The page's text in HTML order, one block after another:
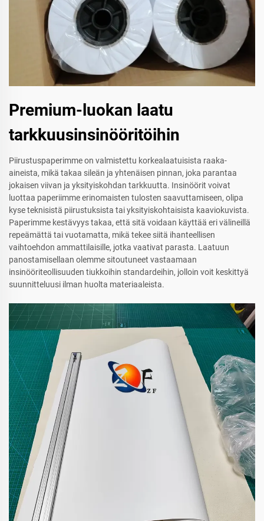
Premium-luokan laatu
tarkkuusinsinööritöihin
Piirustuspaperimme on valmistettu korkealaatuisista raaka-
aineista, mikä takaa sileän ja yhtenäisen pinnan, joka parantaa
jokaisen viivan ja yksityiskohdan tarkkuutta. Insinöörit voivat
luottaa paperiimme erinomaisten tulosten saavuttamiseen, olipa
kyse teknisistä piirustuksista tai yksityiskohtaisista kaaviokuvista.
Paperimme kestävyys takaa, että sitä voidaan käyttää eri välineillä
repeämättä tai vuotamatta, mikä tekee siitä ihanteellisen
vaihtoehdon ammattilaisille, jotka vaativat parasta. Laatuun
panostamisellaan olemme sitoutuneet vastaamaan
insinööriteollisuuden tiukkoihin standardeihin, jolloin voit keskittyä
suunnitteluusi ilman huolta materiaaleista.